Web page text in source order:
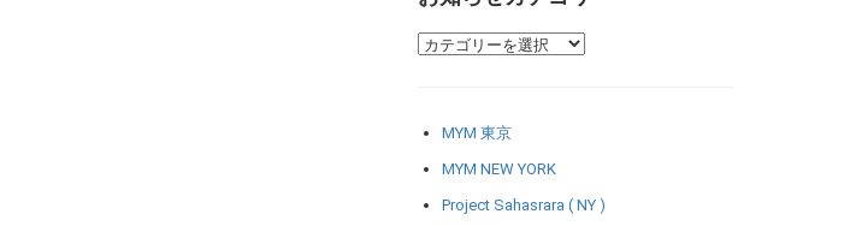
MYM 東京
MYM NEW YORK
Project Sahasrara ( NY )